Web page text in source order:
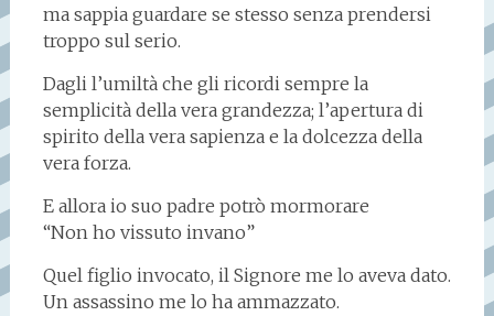
ma sappia guardare se stesso senza prendersi
troppo sul serio.
Dagli l’umiltà che gli ricordi sempre la
semplicità della vera grandezza; l’apertura di
spirito della vera sapienza e la dolcezza della
vera forza.
E allora io suo padre potrò mormorare
“Non ho vissuto invano”
Quel figlio invocato, il Signore me lo aveva dato.
Un assassino me lo ha ammazzato.